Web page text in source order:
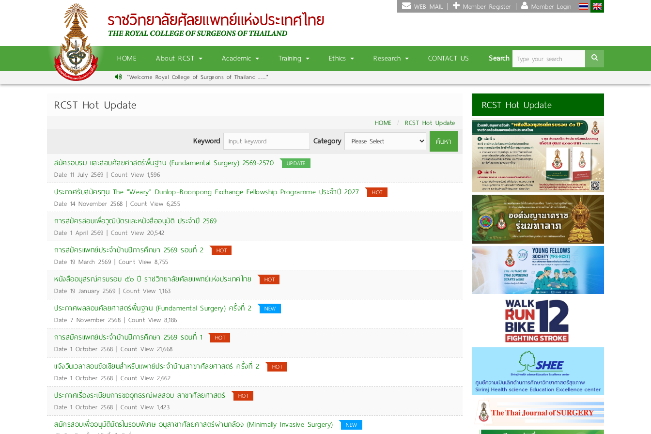
WEB MAIL Member Register Member Login
HOME About RCST Academic Training Ethics Research CONTACT US Search
"Welcome Royal College of Surgeons of Thailand ......."
RCST Hot Update
HOME RCST Hot Update
Keyword Category
ค้นหา
สมัครอบรม และสอบศัลยศาสตร์พื้นฐาน (Fundamental Surgery) 2569-2570
UPDATE
Date 11 July 2569 | Count View 1,596
ประกาศรับสมัครทุน The “Weary" Dunlop–Boonpong Exchange Fellowship Programme ประจำปี 2027 HOT
Date 14 November 2568 | Count View 6,255
การสมัครสอบเพื่อวุฒิบัตรและหนังสืออนุมัติ ประจำปี 2569
Date 1 April 2569 | Count View 20,542
การสมัครแพทย์ประจำบ้านปีการศึกษา 2569 รอบที่ 2 HOT
Date 19 March 2569 | Count View 8,755
หนังสืออนุสรณ์ครบรอบ ๕๐ ปี ราชวิทยาลัยศัลยแพทย์แห่งประเทศไทย HOT
Date 19 January 2569 | Count View 1,163
ประกาศผลสอบศัลยศาสตร์พื้นฐาน (Fundamental Surgery) ครั้งที่ 2 NEW
Date 7 November 2568 | Count View 8,186
การสมัครแพทย์ประจำบ้านปีการศึกษา 2569 รอบที่ 1 HOT
Date 1 October 2568 | Count View 21,668
แจ้งวันเวลาสอบข้อเขียนสำหรับแพทย์ประจำบ้านสาขาศัลยศาสตร์ ครั้งที่ 2 HOT
Date 1 October 2568 | Count View 2,662
ประกาศเรื่องระเบียบการขออุทธรณ์ผลสอบ สาขาศัลยศาสตร์ HOT
Date 1 October 2568 | Count View 1,423
สมัครสอบเพื่ออนุมัติบัตรในรอบพิเศษ อนุสาขาศัลยศาสตร์ผ่านกล้อง (Minimally Invasive Surgery) NEW
RCST Hot Update